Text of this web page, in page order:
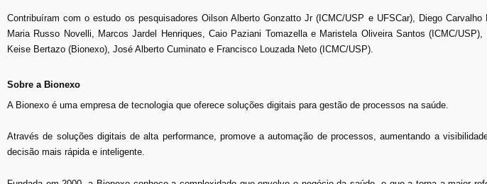
Contribuíram com o estudo os pesquisadores Oilson Alberto Gonzatto Jr (ICMC/USP e UFSCar), Diego
Maria Russo Novelli, Marcos Jardel Henriques, Caio Paziani Tomazella e Maristela Oliveira Santos (ICMC/
Keise Bertazo (Bionexo), José Alberto Cuminato e Francisco Louzada Neto (ICMC/USP).
Sobre a Bionexo
A Bionexo é uma empresa de tecnologia que oferece soluções digitais para gestão de processos na saúde.
Através de soluções digitais de alta performance, promove a automação de processos, aumentando a
decisão mais rápida e inteligente.